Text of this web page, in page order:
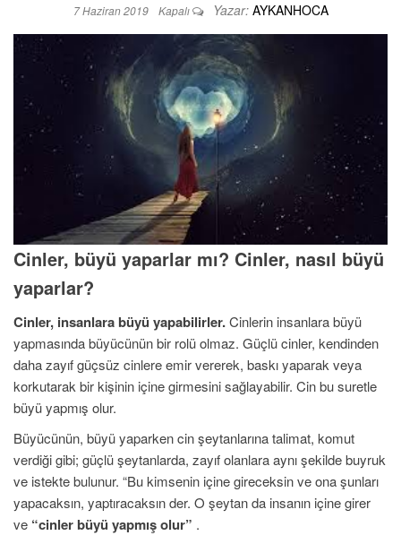
7 Haziran 2019 Kapalı Yazar: AYKANHOCA
Cinler, büyü yaparlar mı? Cinler, nasıl büyü
yaparlar?
Cinler, insanlara büyü yapabilirler.Cinlerin insanlara büyü
yapmasında büyücünün bir rolü olmaz. Güçlü cinler, kendinden
daha zayıf güçsüz cinlere emir vererek, baskı yaparak veya
korkutarak bir kişinin içine girmesini sağlayabilir. Cin bu suretle
büyü yapmış olur.
Büyücünün, büyü yaparken cin şeytanlarına talimat, komut
verdiği gibi; güçlü şeytanlarda, zayıf olanlara aynı şekilde buyruk
ve istekte bulunur. “Bu kimsenin içine gireceksin ve ona şunları
yapacaksın, yaptıracaksın der. O şeytan da insanın içine girer
ve “cinler büyü yapmış olur” .